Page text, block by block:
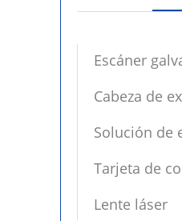
Escáner
Cabeza de
Solución de
Tarjeta de
Lente láser